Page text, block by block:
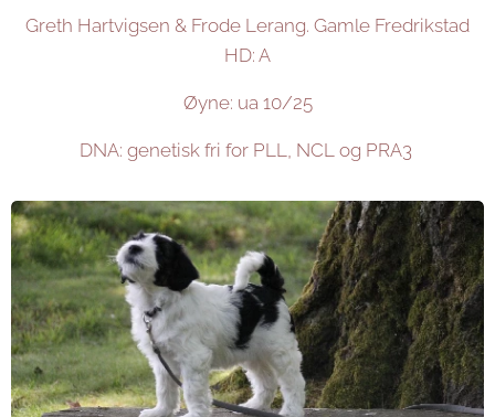
Greth Hartvigsen & Frode Lerang. Gamle Fredrikstad
HD: A
Øyne: ua 10/25
DNA: genetisk fri for PLL, NCL og PRA3